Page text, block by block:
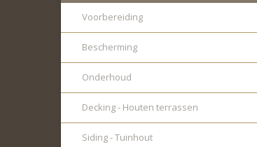
Voorbereiding
Bescherming
Onderhoud
Decking - Houten terrassen
Siding - Tuinhout